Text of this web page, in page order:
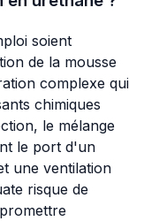
soient
de la mousse
complexe qui
chimiques
le mélange
le port d'un
une ventilation
risque de